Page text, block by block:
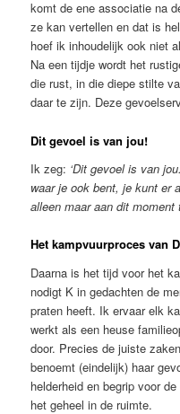
komt de ene associatie na
ze kan vertellen en dat is
hoef ik inhoudelijk ook niet
Na een tijdje wordt het
die rust, in die diepe stilte
daar te zijn. Deze
Dit gevoel is van jou!
Ik zeg: ‘Dit gevoel is van
waar je ook bent, je kunt er
alleen maar aan dit moment
Het kampvuurproces van
Daarna is het tijd voor het
nodigt K in gedachten de
praten heeft. Ik ervaar elk
werkt als een heuse
door. Precies de juiste
benoemt (eindelijk) haar
helderheid en begrip voor
het geheel in de ruimte.